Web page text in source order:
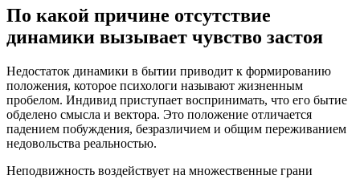
По какой причине отсутствие
динамики вызывает чувство застоя
Недостаток динамики в бытии приводит к формированию
положения, которое психологи называют жизненным
пробелом. Индивид приступает воспринимать, что его бытие
обделено смысла и вектора. Это положение отличается
падением побуждения, безразличием и общим переживанием
недовольства реальностью.
Неподвижность воздействует на множественные грани